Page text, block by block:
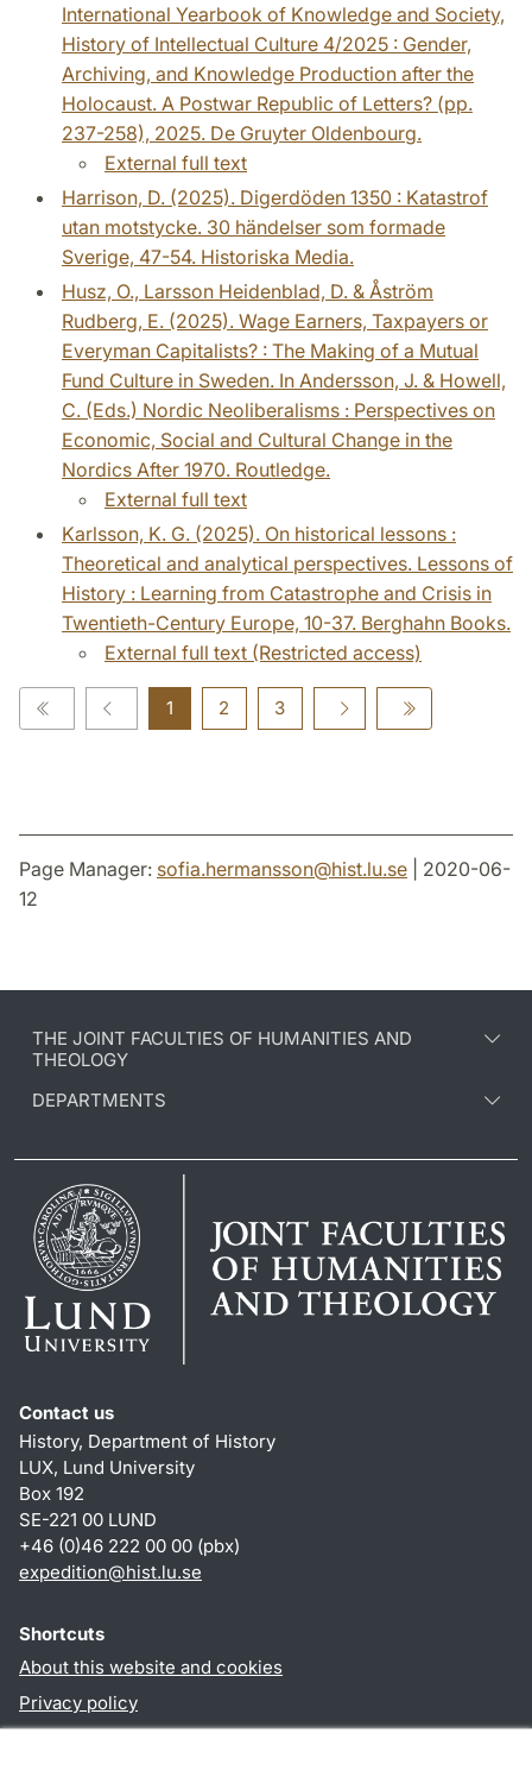
International Yearbook of Knowledge and Society,
History of Intellectual Culture 4/2025 : Gender,
Archiving, and Knowledge Production after the
Holocaust. A Postwar Republic of Letters? (pp.
237-258), 2025. De Gruyter Oldenbourg.
External full text
Harrison, D. (2025). Digerdöden 1350 : Katastrof
utan motstycke. 30 händelser som formade
Sverige, 47-54. Historiska Media.
Husz, O., Larsson Heidenblad, D. & Åström
Rudberg, E. (2025). Wage Earners, Taxpayers or
Everyman Capitalists? : The Making of a Mutual
Fund Culture in Sweden. In Andersson, J. & Howell,
C. (Eds.) Nordic Neoliberalisms : Perspectives on
Economic, Social and Cultural Change in the
Nordics After 1970. Routledge.
External full text
Karlsson, K. G. (2025). On historical lessons :
Theoretical and analytical perspectives. Lessons of
History : Learning from Catastrophe and Crisis in
Twentieth-Century Europe, 10-37. Berghahn Books.
External full text (Restricted access)
1 2 3
Page Manager: sofia.hermansson@hist.lu.se | 2020-06-
12
THE JOINT FACULTIES OF HUMANITIES AND
THEOLOGY
DEPARTMENTS
Contact us
History, Department of History
LUX, Lund University
Box 192
SE-221 00 LUND
+46 (0)46 222 00 00 (pbx)
expedition@hist.lu.se
Shortcuts
About this website and cookies
Privacy policy